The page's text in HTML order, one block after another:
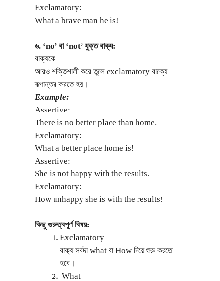
Exclamatory:
What a brave man he is!
৬. ‘no’ বা ‘not’ যুক্ত বাক্য:
বাক্যকে
আরও শক্তিশালী করে তুলে exclamatory বাক্যে
রূপান্তর করতে হয়।
Example:
Assertive:
There is no better place than home.
Exclamatory:
What a better place home is!
Assertive:
She is not happy with the results.
Exclamatory:
How unhappy she is with the results!
কিছু গুরুত্বপূর্ণ বিষয়:
Exclamatory
বাক্য সর্বদা what বা How দিয়ে শুরু করতে
হবে।
What